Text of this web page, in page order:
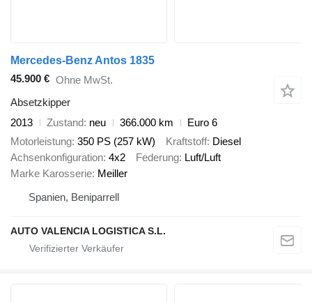
Mercedes-Benz Antos 1835
45.900 € Ohne MwSt.
Absetzkipper
2013
Zustand neu 366.000 km
Euro 6
Motorleistung 350 PS (257 kW) Kraftstoff Diesel
Achsenkonfiguration 4x2 Federung Luft/Luft
Marke Karosserie Meiller
Spanien, Beniparrell
AUTO VALENCIA LOGISTICA S.L.